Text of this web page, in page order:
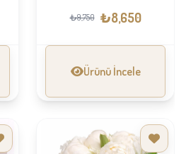
₺9,750 ₺8,650
Ürünü İncele